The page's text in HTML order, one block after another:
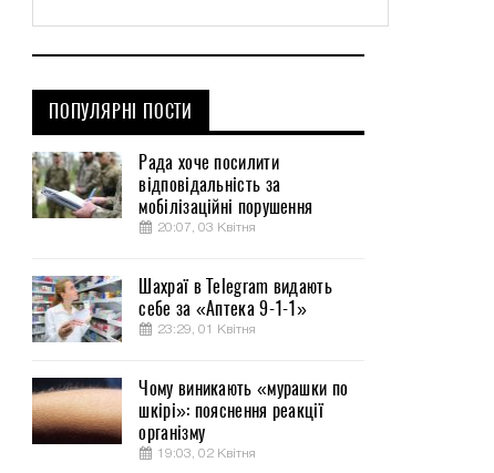
ПОПУЛЯРНІ ПОСТИ
Рада хоче посилити
відповідальність за
мобілізаційні порушення
20:07, 03 Квітня
Шахраї в Telegram видають
себе за «Аптека 9-1-1»
23:29, 01 Квітня
Чому виникають «мурашки по
шкірі»: пояснення реакції
організму
19:03, 02 Квітня